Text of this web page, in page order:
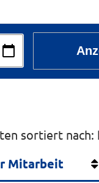
sortiert nach:
Mitarbeit